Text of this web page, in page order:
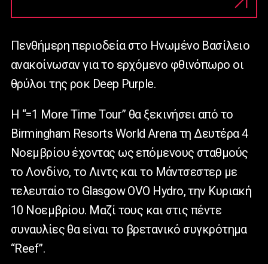
Πενθήμερη περιοδεία στο Ηνωμένο Βασίλειο
ανακοίνωσαν για το ερχόμενο φθινόπωρο οι
θρύλοι της ροκ Deep Purple.
H “=1 More Time Tour” θα ξεκινήσει από το
Birmingham Resorts World Arena τη Δευτέρα 4
Νοεμβρίου έχοντας ως επόμενους σταθμούς
το Λονδίνο, το Λιντς και το Μάντσεστερ με
τελευταίο το Glasgow OVO Hydro, την Κυριακή
10 Νοεμβρίου. Μαζί τους και στις πέντε
συναυλίες θα είναι το βρετανικό συγκρότημα
“Reef”.